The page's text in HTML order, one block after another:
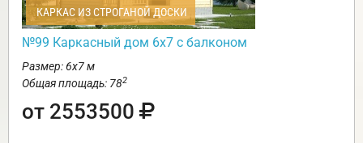
КАРКАС ИЗ СТРОГАНОЙ ДОСКИ
№99 Каркасный дом 6х7 с балконом
Размер: 6х7 м
Общая площадь: 782
от 2553500